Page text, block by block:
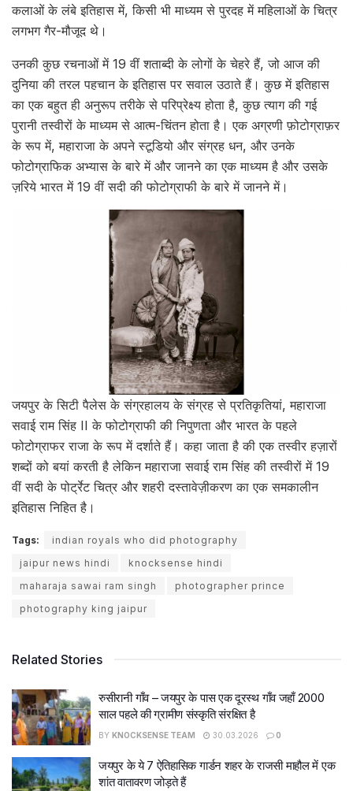
कलाओं के लंबे इतिहास में, किसी भी माध्यम से पुरदह में महिलाओं के चित्र
लगभग गैर-मौजूद थे।
उनकी कुछ रचनाओं में 19 वीं शताब्दी के लोगों के चेहरे हैं, जो आज की
दुनिया की तरल पहचान के इतिहास पर सवाल उठाते हैं। कुछ में इतिहास
का एक बहुत ही अनुरूप तरीके से परिप्रेक्ष्य होता है, कुछ त्याग की गई
पुरानी तस्वीरों के माध्यम से आत्म-चिंतन होता है। एक अग्रणी फ़ोटोग्राफ़र
के रूप में, महाराजा के अपने स्टूडियो और संग्रह धन, और उनके
फोटोग्राफिक अभ्यास के बारे में और जानने का एक माध्यम है और उसके
ज़रिये भारत में 19 वीं सदी की फोटोग्राफी के बारे में जानने में।
जयपुर के सिटी पैलेस के संग्रहालय के संग्रह से प्रतिकृतियां, महाराजा
सवाई राम सिंह II के फोटोग्राफी की निपुणता और भारत के पहले
फोटोग्राफर राजा के रूप में दर्शाते हैं। कहा जाता है की एक तस्वीर हज़ारों
शब्दों को बयां करती है लेकिन महाराजा सवाई राम सिंह की तस्वीरों में 19
वीं सदी के पोर्ट्रेट चित्र और शहरी दस्तावेज़ीकरण का एक समकालीन
इतिहास निहित है।
Tags:
indian royals who did photography
jaipur news hindi
knocksense hindi
maharaja sawai ram singh
photographer prince
photography king jaipur
Related Stories
रुसीरानी गाँव – जयपुर के पास एक दूरस्थ गाँव जहाँ 2000
साल पहले की ग्रामीण संस्कृति संरक्षित है
BY KNOCKSENSE TEAM 30.03.2026 0
जयपुर के ये 7 ऐतिहासिक गार्डन शहर के राजसी माहौल में एक
शांत वातावरण जोड़ते हैं